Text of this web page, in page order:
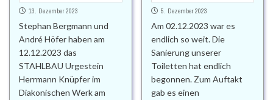
13. Dezember 2023
Stephan Bergmann und
André Höfer haben am
12.12.2023 das
STAHLBAU Urgestein
Herrmann Knüpfer im
Diakonischen Werk am
5. Dezember 2023
Am 02.12.2023 war es
endlich so weit. Die
Sanierung unserer
Toiletten hat endlich
begonnen. Zum Auftakt
gab es einen